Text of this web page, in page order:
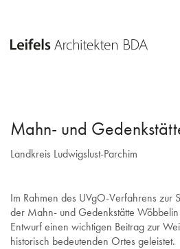
Mahn- und
Landkreis Ludwigslust-Parchim
Im Rahmen des UVgO-Verfahrens zur
der Mahn- und Gedenkstätte
Entwurf einen wichtigen Beitrag zur
historisch bedeutenden Ortes geleistet.